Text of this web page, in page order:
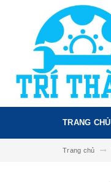
TRANG CHỦ
Trang chủ